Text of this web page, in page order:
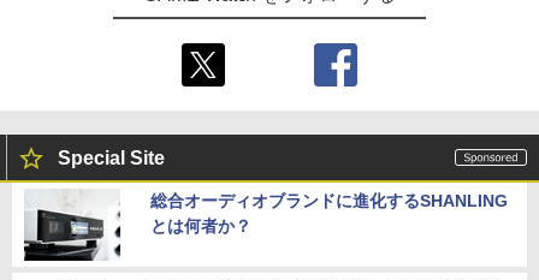
Special Site
総合オーディオブランドに進化するSHANLING
とは何者か？